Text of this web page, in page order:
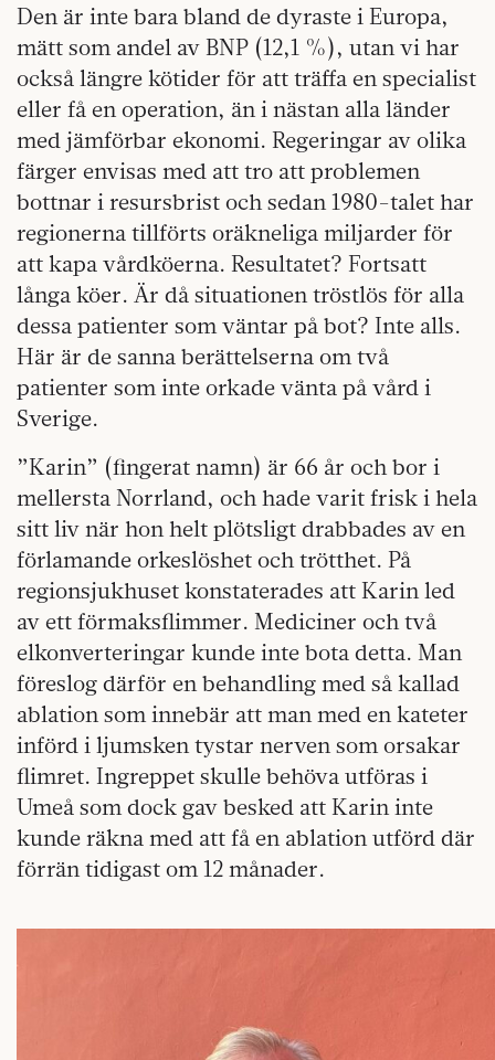
Den är inte bara bland de dyraste i Europa,
mätt som andel av BNP (12,1 %), utan vi har
också längre kötider för att träffa en specialist
eller få en operation, än i nästan alla länder
med jämförbar ekonomi. Regeringar av olika
färger envisas med att tro att problemen
bottnar i resursbrist och sedan 1980-talet har
regionerna tillförts oräkneliga miljarder för
att kapa vårdköerna. Resultatet? Fortsatt
långa köer. Är då situationen tröstlös för alla
dessa patienter som väntar på bot? Inte alls.
Här är de sanna berättelserna om två
patienter som inte orkade vänta på vård i
Sverige.
”Karin” (fingerat namn) är 66 år och bor i
mellersta Norrland, och hade varit frisk i hela
sitt liv när hon helt plötsligt drabbades av en
förlamande orkeslöshet och trötthet. På
regionsjukhuset konstaterades att Karin led
av ett förmaksflimmer. Mediciner och två
elkonverteringar kunde inte bota detta. Man
föreslog därför en behandling med så kallad
ablation som innebär att man med en kateter
införd i ljumsken tystar nerven som orsakar
flimret. Ingreppet skulle behöva utföras i
Umeå som dock gav besked att Karin inte
kunde räkna med att få en ablation utförd där
förrän tidigast om 12 månader.